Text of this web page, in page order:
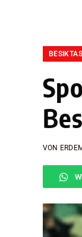
BESIKTAS
VON